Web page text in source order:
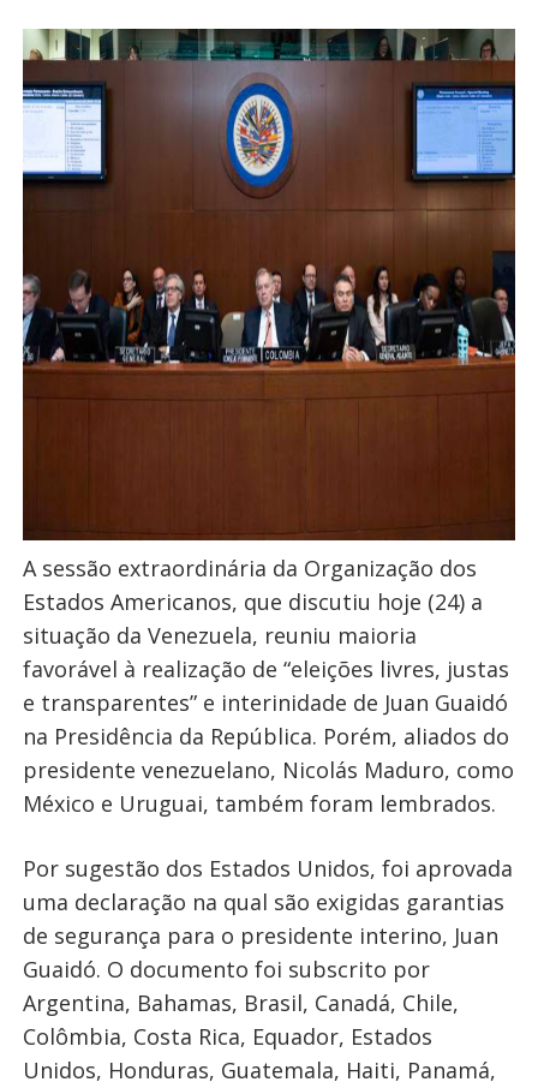
A sessão extraordinária da Organização dos
Estados Americanos, que discutiu hoje (24) a
situação da Venezuela, reuniu maioria
favorável à realização de “eleições livres, justas
e transparentes” e interinidade de Juan Guaidó
na Presidência da República. Porém, aliados do
presidente venezuelano, Nicolás Maduro, como
México e Uruguai, também foram lembrados.
Por sugestão dos Estados Unidos, foi aprovada
uma declaração na qual são exigidas garantias
de segurança para o presidente interino, Juan
Guaidó. O documento foi subscrito por
Argentina, Bahamas, Brasil, Canadá, Chile,
Colômbia, Costa Rica, Equador, Estados
Unidos, Honduras, Guatemala, Haiti, Panamá,